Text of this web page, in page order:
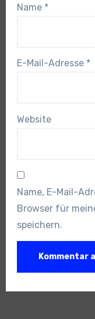
Name *
E-Mail-Adresse *
Website
Name, E-Mail-
Browser für
speichern.